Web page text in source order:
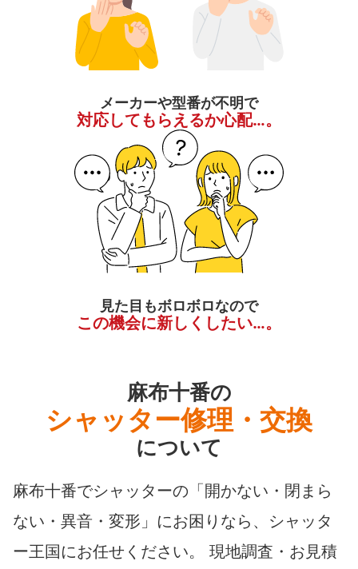
メーカーや型番が不明で
対応してもらえるか心配…。
見た目もボロボロなので
この機会に新しくしたい…。
麻布十番の
シャッター修理・交換
について
麻布十番でシャッターの「開かない・閉まら
ない・異音・変形」にお困りなら、シャッタ
ー王国にお任せください。 現地調査・お見積